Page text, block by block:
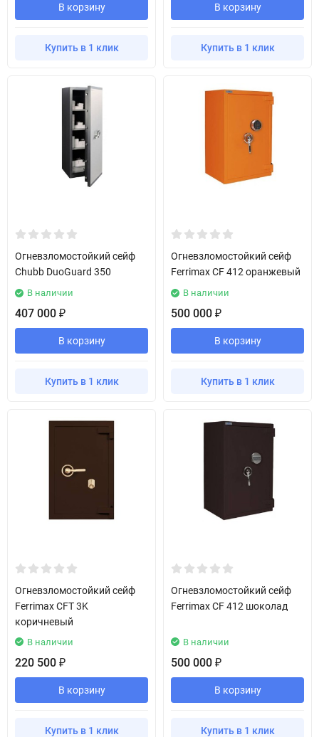
В корзину
Купить в 1 клик
В корзину
Купить в 1 клик
Огневзломостойкий сейф
Chubb DuoGuard 350
В наличии
407 000 ₽
В корзину
Купить в 1 клик
Огневзломостойкий сейф
Ferrimax CF 412 оранжевый
В наличии
500 000 ₽
В корзину
Купить в 1 клик
Огневзломостойкий сейф
Ferrimax CFT 3K
коричневый
В наличии
220 500 ₽
В корзину
Купить в 1 клик
Огневзломостойкий сейф
Ferrimax CF 412 шоколад
В наличии
500 000 ₽
В корзину
Купить в 1 клик